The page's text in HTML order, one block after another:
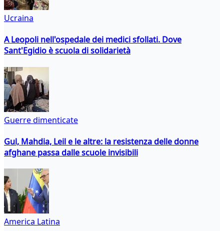
Ucraina
A Leopoli nell'ospedale dei medici sfollati. Dove
Sant'Egidio è scuola di solidarietà
Guerre dimenticate
Gul, Mahdia, Leil e le altre: la resistenza delle donne
afghane passa dalle scuole invisibili
America Latina